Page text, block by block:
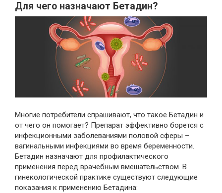
Для чего назначают Бетадин?
Многие потребители спрашивают, что такое Бетадин и
от чего он помогает? Препарат эффективно борется с
инфекционными заболеваниями половой сферы –
вагинальными инфекциями во время беременности.
Бетадин назначают для профилактического
применения перед врачебным вмешательством. В
гинекологической практике существуют следующие
показания к применению Бетадина: